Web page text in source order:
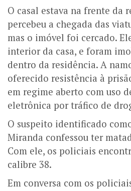
O casal estava na frente da
percebeu a chegada das
mas o imóvel foi cercado.
interior da casa, e foram
dentro da residência. A
oferecido resistência à
em regime aberto com uso
eletrônica por tráfico de
O suspeito identificado
Miranda confessou ter
Com ele, os policiais
calibre 38.
Em conversa com os